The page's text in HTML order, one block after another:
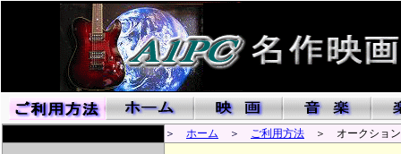
＞ ホーム ＞ ご利用方法 ＞ オークション